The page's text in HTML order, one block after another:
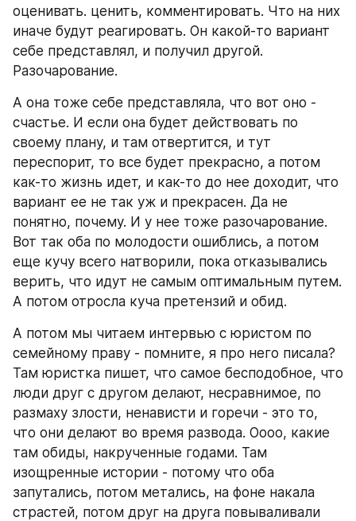
оценивать. ценить, комментировать. Что на них
иначе будут реагировать. Он какой-то вариант
себе представлял, и получил другой.
Разочарование.
А она тоже себе представляла, что вот оно -
счастье. И если она будет действовать по
своему плану, и там отвертится, и тут
переспорит, то все будет прекрасно, а потом
как-то жизнь идет, и как-то до нее доходит, что
вариант ее не так уж и прекрасен. Да не
понятно, почему. И у нее тоже разочарование.
Вот так оба по молодости ошиблись, а потом
еще кучу всего натворили, пока отказывались
верить, что идут не самым оптимальным путем.
А потом отросла куча претензий и обид.
А потом мы читаем интервью с юристом по
семейному праву - помните, я про него писала?
Там юристка пишет, что самое бесподобное, что
люди друг с другом делают, несравнимое, по
размаху злости, ненависти и горечи - это то,
что они делают во время развода. Оооо, какие
там обиды, накрученные годами. Там
изощренные истории - потому что оба
запутались, потом метались, на фоне накала
страстей, потом друг на друга повываливали